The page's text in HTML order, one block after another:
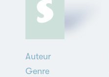
Auteur
Genre